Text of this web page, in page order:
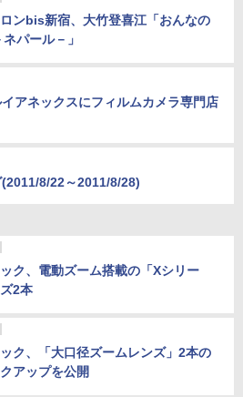
ンbis新宿、大竹登喜江「おんなの
パール－」
アネックスにフィルムカメラ専門店
8/22～2011/8/28)
ク、電動ズーム搭載の「Xシリー
2本
ク、「大口径ズームレンズ」2本の
アップを公開